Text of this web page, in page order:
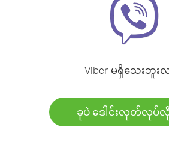
Viber မရှိသေးဘူးလ
ခုပဲ ဒေါင်းလုတ်လုပ်